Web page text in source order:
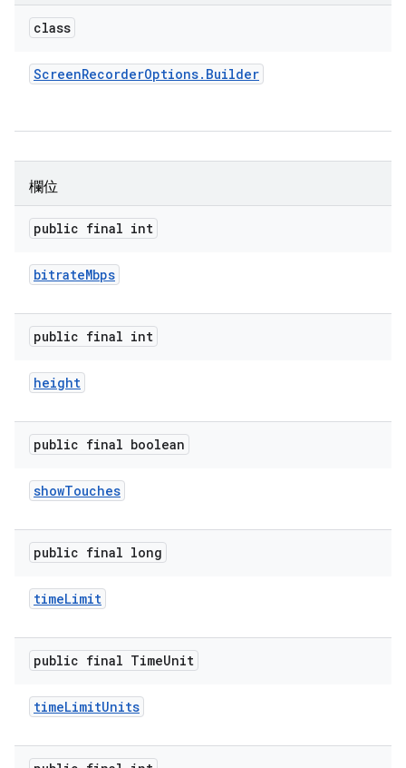
class
ScreenRecorderOptions. Builder
欄位
public final int
bitrateMbps
public final int
height
public final boolean
showTouches
public final long
timeLimit
public final TimeUnit
timeLimitUnits